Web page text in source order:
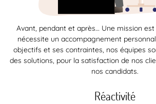
Avant, pendant et après… Une mission
nécessite un accompagnement
objectifs et ses contraintes, nos équipes
des solutions, pour la satisfaction de nos
nos candidats.
Réactivité